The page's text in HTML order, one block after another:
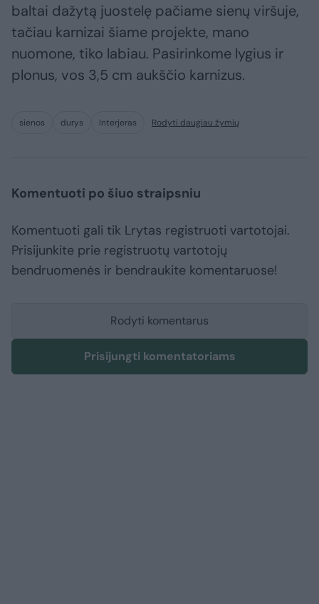
baltai dažytą juostelę pačiame sienų viršuje,
tačiau karnizai šiame projekte, mano
nuomone, tiko labiau. Pasirinkome lygius ir
plonus, vos 3,5 cm aukščio karnizus.
sienos durys Interjeras Rodyti daugiau žymių
Komentuoti po šiuo straipsniu
Komentuoti gali tik Lrytas registruoti vartotojai.
Prisijunkite prie registruotų vartotojų
bendruomenės ir bendraukite komentaruose!
Rodyti komentarus
Prisijungti komentatoriams